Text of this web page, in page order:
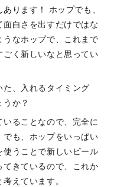
ります！ ホップでも、
白さを出すだけではな
うなホップで、これまで
く新しいなと思ってい
、入れるタイミング
か？
ることなので、完全に
でも、ホップをいっぱい
うことで新しいビール
きているので、これか
えています。